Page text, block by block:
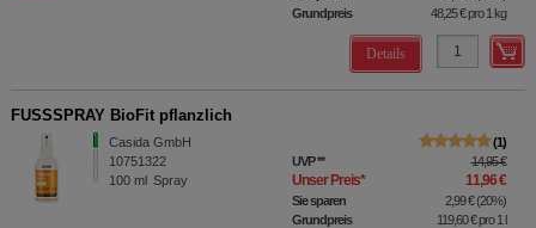
Grundpreis
48,25 €pro 1 kg
Details
FUSSSPRAY BioFit pflanzlich
Casida GmbH
10751322
100 ml Spray
1
UVP** 14,95 €
Unser Preis* 11,96 €
Sie sparen 2,99 €(20%)
Grundpreis
119,60 €pro 1 l